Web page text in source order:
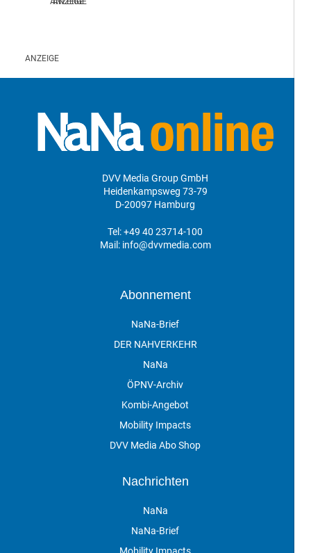
DVV Media Group GmbH
Heidenkampsweg 73-79
D-20097 Hamburg
Tel:+49 40 23714-100
Mail: info@dvvmedia.com
Abonnement
NaNa-Brief
DER NAHVERKEHR
NaNa
ÖPNV-Archiv
Kombi-Angebot
Mobility Impacts
DVV Media Abo Shop
Nachrichten
NaNa
NaNa-Brief